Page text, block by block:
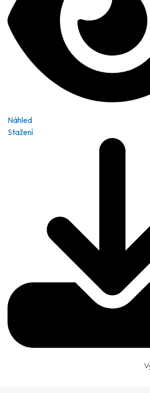
Náhled
Stažení